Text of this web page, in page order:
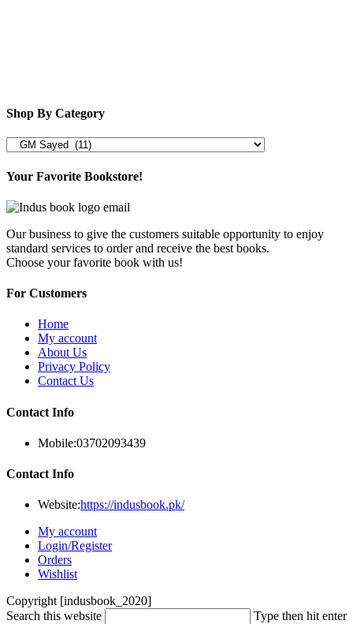
Shop By Category
Your Favorite Bookstore!
Our business to give the customers suitable opportunity to enjoy
standard services to order and receive the best books.
Choose your favorite book with us!
For Customers
Home
My account
About Us
Privacy Policy
Contact Us
Contact Info
Mobile:03702093439
Contact Info
Website:https://indusbook.pk/
My account
Login/Register
Orders
Wishlist
Copyright [indusbook_2020]
Search this website
Type then hit enter